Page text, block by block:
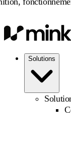
Solutions